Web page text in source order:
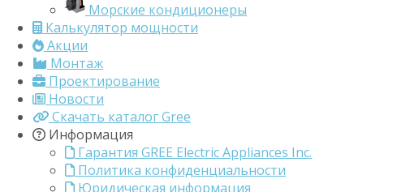
Морские кондиционеры
Калькулятор мощности
Акции
Монтаж
Проектирование
Новости
Скачать каталог Gree
Информация
Гарантия GREE Electric Appliances Inc.
Политика конфиденциальности
Юридическая информация